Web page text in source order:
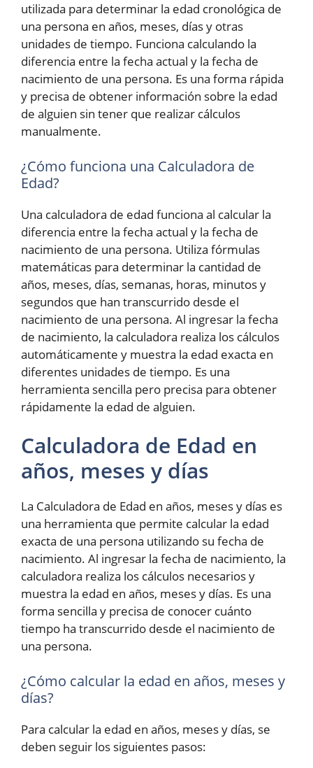
utilizada para determinar la edad cronológica de
una persona en años, meses, días y otras
unidades de tiempo. Funciona calculando la
diferencia entre la fecha actual y la fecha de
nacimiento de una persona. Es una forma rápida
y precisa de obtener información sobre la edad
de alguien sin tener que realizar cálculos
manualmente.
¿Cómo funciona una Calculadora de
Edad?
Una calculadora de edad funciona al calcular la
diferencia entre la fecha actual y la fecha de
nacimiento de una persona. Utiliza fórmulas
matemáticas para determinar la cantidad de
años, meses, días, semanas, horas, minutos y
segundos que han transcurrido desde el
nacimiento de una persona. Al ingresar la fecha
de nacimiento, la calculadora realiza los cálculos
automáticamente y muestra la edad exacta en
diferentes unidades de tiempo. Es una
herramienta sencilla pero precisa para obtener
rápidamente la edad de alguien.
Calculadora de Edad en
años, meses y días
La Calculadora de Edad en años, meses y días es
una herramienta que permite calcular la edad
exacta de una persona utilizando su fecha de
nacimiento. Al ingresar la fecha de nacimiento, la
calculadora realiza los cálculos necesarios y
muestra la edad en años, meses y días. Es una
forma sencilla y precisa de conocer cuánto
tiempo ha transcurrido desde el nacimiento de
una persona.
¿Cómo calcular la edad en años, meses y
días?
Para calcular la edad en años, meses y días, se
deben seguir los siguientes pasos: